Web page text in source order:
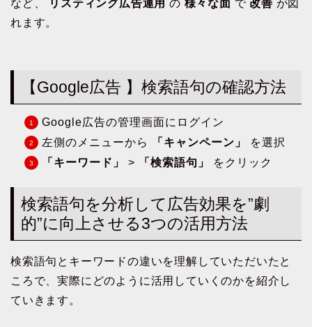
など、 リスティング広告運用 の 様々な面 で改善 が図
れます。
【Google広告 】検索語句の確認方法
Google広告の管理画面にログイン
左側のメニューから
「キャンペーン」
を選択
「キーワード」
> 「検索語句」 をクリック
検索語句を分析して広告効果を”劇
的”に向上させる3つの活用方法
検索語句とキーワードの違いを理解していただいたと
ころで、実際にどのように活用していくのかを紹介し
ていきます。